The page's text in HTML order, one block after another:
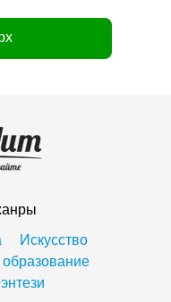
Искусство
образование